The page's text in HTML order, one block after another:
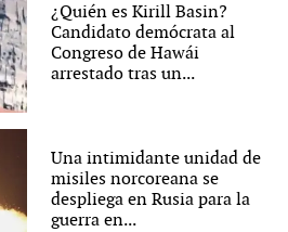
¿Quién es Kirill Basin?
Candidato demócrata al
Congreso de Hawái
arrestado tras un...
Una intimidante unidad de
misiles norcoreana se
despliega en Rusia para la
guerra en...